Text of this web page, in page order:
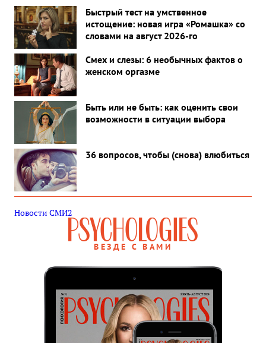
Быстрый тест на умственное
истощение: новая игра «Ромашка» со
словами на август 2026-го
Смех и слезы: 6 необычных фактов о
женском оргазме
Быть или не быть: как оценить свои
возможности в ситуации выбора
36 вопросов, чтобы (снова) влюбиться
Новости СМИ2
ВЕЗДЕ С ВАМИ